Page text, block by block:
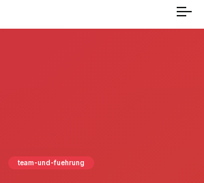
team-und-fuehrung